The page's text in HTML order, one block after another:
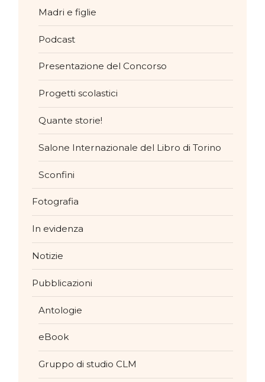
Madri e figlie
Podcast
Presentazione del Concorso
Progetti scolastici
Quante storie!
Salone Internazionale del Libro di Torino
Sconfini
Fotografia
In evidenza
Notizie
Pubblicazioni
Antologie
eBook
Gruppo di studio CLM